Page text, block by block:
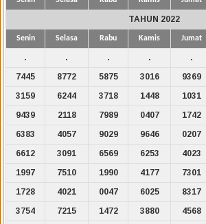
TAHUN 2022
Senin Selasa Rabu Kamis Jumat
. . . . .
7445
8772 5875 3016 9369
3159
6244 3718 1448 1031
9439
2118 7989 0407 1742
6383
4057 9029 9646 0207
6612
3091 6569 6253 4023
1997
7510 1990 4177 7301
1728
4021 0047 6025 8317
3754
7215 1472 3880 4568